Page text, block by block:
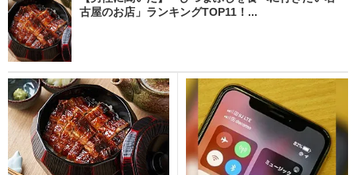
古屋のお店」ランキングTOP11！...